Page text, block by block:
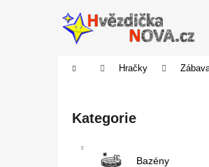
Domů Hračky
Přeskočit
kategorie
Kategorie
Bazény
Zpět
Zpět